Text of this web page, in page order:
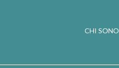
CHI SONO